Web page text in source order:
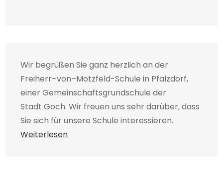
Wir begrüßen Sie ganz herzlich an der
Freiherr–von–Motzfeld-Schule in Pfalzdorf,
einer Gemeinschaftsgrundschule der
Stadt Goch. Wir freuen uns sehr darüber, dass
Sie sich für unsere Schule interessieren.
Weiterlesen